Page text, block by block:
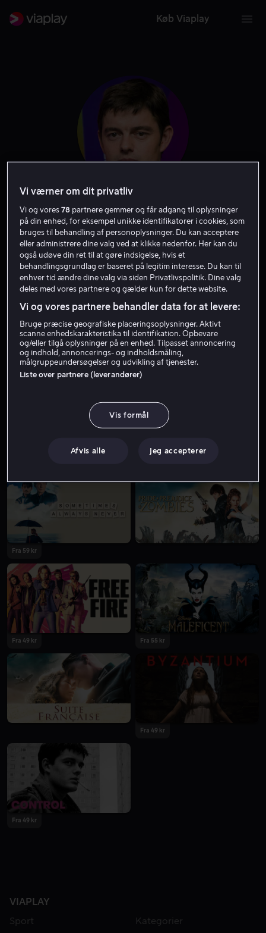
Køb Viaplay
Sam Riley
Skuespiller
Fra 49 kr Fra 49 kr
Fra 59 kr
Fra 49 kr Fra 55 kr
Fra 49 kr
Fra 49 kr
VIAPLAY
Sport
Kategorier
Vi værner om dit privatliv
Vi og vores78 partnere gemmer og får adgang til oplysninger
på din enhed, for eksempel unikke identifikatorer i cookies, som
bruges til behandling af personoplysninger. Du kan acceptere
eller administrere dine valg ved at klikke nedenfor. Her kan du
også udøve din ret til at gøre indsigelse, hvis et
behandlingsgrundlag er baseret på legitim interesse. Du kan til
enhver tid ændre dine valg via siden Privatlivspolitik. Dine valg
deles med vores partnere og gælder kun for dette website.
Vi og vores partnere behandler data for at levere:
Bruge præcise geografiske placeringsoplysninger. Aktivt
scanne enhedskarakteristika til identifikation. Opbevare
og/eller tilgå oplysninger på en enhed. Tilpasset annoncering
og indhold, annoncerings- og indholdsmåling,
målgruppeundersøgelser og udvikling af tjenester.
Liste over partnere (leverandører)
Vis formål
Afvis alle Jeg accepterer